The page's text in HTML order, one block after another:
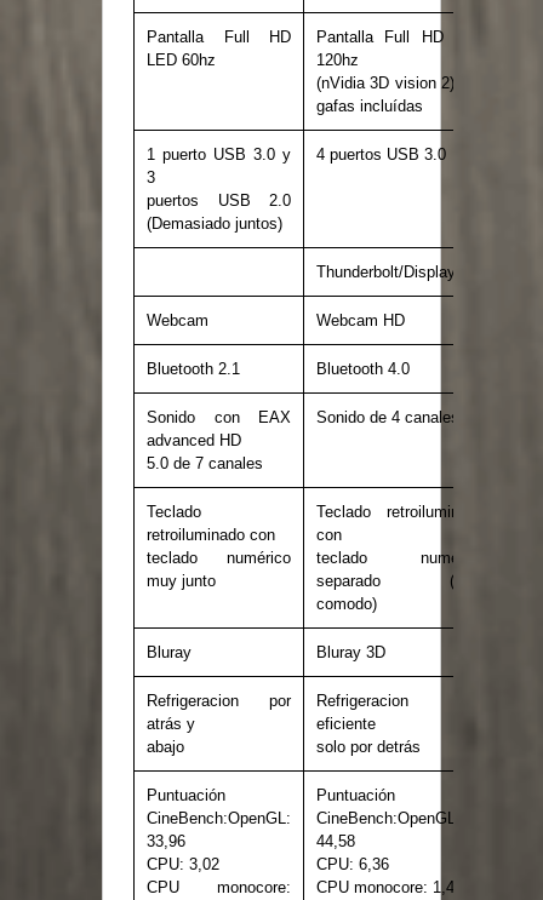
Pantalla Full HD
LED 60hz
Pantalla Full HD LED
120hz
(nVidia 3D vision 2) con
gafas incluídas
1 puerto USB 3.0 y
3
puertos USB 2.0
(Demasiado juntos)
4 puertos USB 3.0
Thunderbolt/DisplayPort
Webcam Webcam HD
Bluetooth 2.1 Bluetooth 4.0
Sonido con EAX
advanced HD
5.0 de 7 canales
Sonido de 4 canales
Teclado
retroiluminado con
teclado numérico
muy junto
Teclado retroiluminado
con
teclado numérico
separado (Más
comodo)
Bluray Bluray 3D
Refrigeracion por
atrás y
abajo
Refrigeracion más
eficiente
solo por detrás
Puntuación
CineBench:OpenGL:
33,96
CPU: 3,02
CPU monocore:
Puntuación
CineBench:OpenGL:
44,58
CPU: 6,36
CPU monocore: 1,42